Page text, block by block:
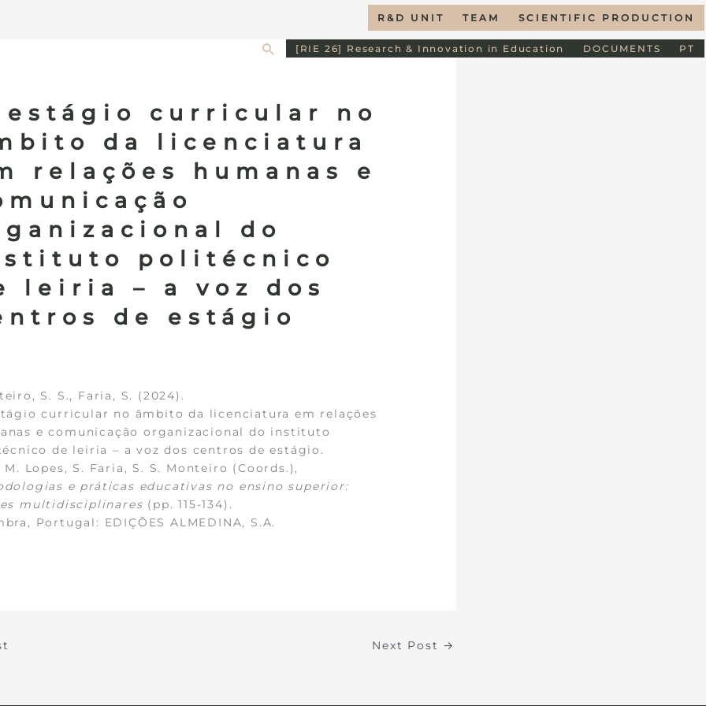
R&D UNIT TEAM SCIENTIFIC PRODUCTION
Search[RIE 26] Research & Innovation in Education DOCUMENTS PT
estágio curricular no
da licenciatura
relações humanas e
do
politécnico
leiria – a voz dos
de estágio
S. S., Faria, S. (2024).
curricular no âmbito da licenciatura em relações
e comunicação organizacional do instituto
de leiria – a voz dos centros de estágio.
M. Lopes, S. Faria, S. S. Monteiro (Coords.),
e práticas educativas no ensino superior:
multidisciplinares (pp. 115-134).
Portugal: EDIÇÕES ALMEDINA, S.A.
Next Post →